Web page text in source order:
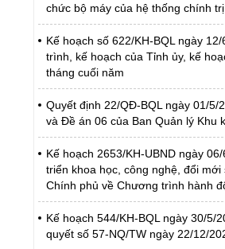
chức bộ máy của hệ thống chính trị
Kế hoạch số 622/KH-BQL ngày
trình, kế hoạch của Tỉnh ủy, kế
tháng cuối năm
Quyết định 22/QĐ-BQL ngày 01/5/
và Đề án 06 của Ban Quản lý Khu
Kế hoạch 2653/KH-UBND ngày
triển khoa học, công nghệ, đổi
Chính phủ về Chương trình hành
Kế hoạch 544/KH-BQL ngày 30/5/
quyết số 57-NQ/TW ngày 22/12/